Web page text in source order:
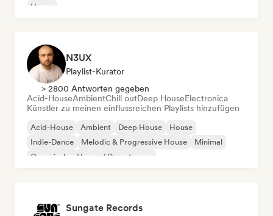
House
N3UX
Playlist-Kurator
> 2800 Antworten gegeben
Acid-HouseAmbientChill outDeep HouseElectronica
Künstler zu meinen einflussreichen Playlists hinzufügen
Acid-House Ambient Deep House
House
Indie-Dance
Melodic & Progressive House
Minimal
Organischer House / Downtempo
Sungate Records